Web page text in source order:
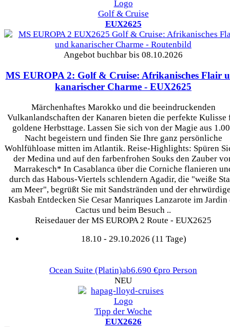
Golf & Cruise
EUX2625
Angebot buchbar bis 08.10.2026
MS EUROPA 2: Golf & Cruise: Afrikanisches Flair
kanarischer Charme - EUX2625
Märchenhaftes Marokko und die beeindruckenden
Vulkanlandschaften der Kanaren bieten die perfekte Kulisse
goldene Herbsttage. Lassen Sie sich von der Magie aus
Nacht begeistern und finden Sie Ihre ganz persönliche
Wohlfühloase mitten im Atlantik. Reise-Highlights: Spüren
der Medina und auf den farbenfrohen Souks den Zauber
Marrakesch* In Casablanca über die Corniche flanieren
durch das Habous-Viertels schlendern Agadir, die "weiße
am Meer", begrüßt Sie mit Sandstränden und der
Kasbah Entdecken Sie Cesar Manriques Lanzarote im Jardin
Cactus und beim Besuch ..
Reisedauer der MS EUROPA 2 Route - EUX2625
18.10 - 29.10.2026 (11 Tage)
Ocean Suite (Platin)ab6.690 €pro Person
NEU
Tipp der Woche
EUX2626